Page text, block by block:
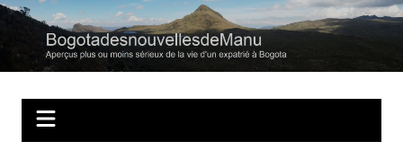
Aller
contenu
Regards personnels sur la vie d’expatrié à Bogota